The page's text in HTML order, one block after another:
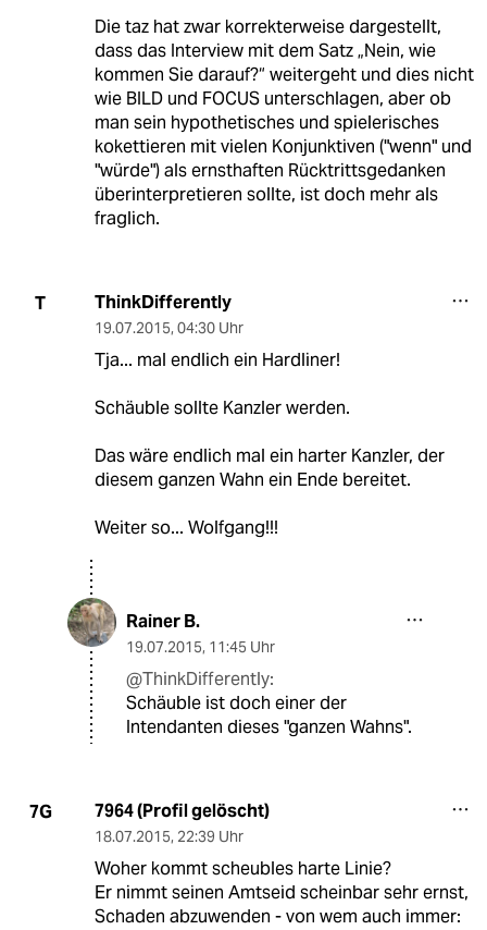
Die taz hat zwar korrekterweise dargestellt,
dass das Interview mit dem Satz „Nein, wie
kommen Sie darauf?“ weitergeht und dies nicht
wie BILD und FOCUS unterschlagen, aber ob
man sein hypothetisches und spielerisches
kokettieren mit vielen Konjunktiven ("wenn" und
"würde") als ernsthaften Rücktrittsgedanken
überinterpretieren sollte, ist doch mehr als
fraglich.
T ThinkDifferently
19.07.2015, 04:30 Uhr
Tja... mal endlich ein Hardliner!
Schäuble sollte Kanzler werden.
Das wäre endlich mal ein harter Kanzler, der
diesem ganzen Wahn ein Ende bereitet.
Weiter so... Wolfgang!!!
Rainer B.
19.07.2015, 11:45 Uhr
@ThinkDifferently:
Schäuble ist doch einer der
Intendanten dieses "ganzen Wahns".
7G 7964 (Profil gelöscht)
18.07.2015, 22:39 Uhr
Woher kommt scheubles harte Linie?
Er nimmt seinen Amtseid scheinbar sehr ernst,
Schaden abzuwenden - von wem auch immer: